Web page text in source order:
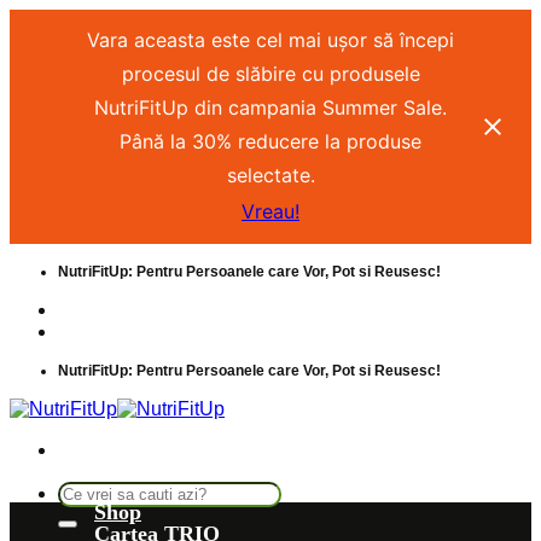
Vara aceasta este cel mai ușor să începi
procesul de slăbire cu produsele
NutriFitUp din campania Summer Sale.
Până la 30% reducere la produse
selectate.
Vreau!
NutriFitUp: Pentru Persoanele care Vor, Pot si Reusesc!
NutriFitUp: Pentru Persoanele care Vor, Pot si Reusesc!
Shop
Cartea TRIO